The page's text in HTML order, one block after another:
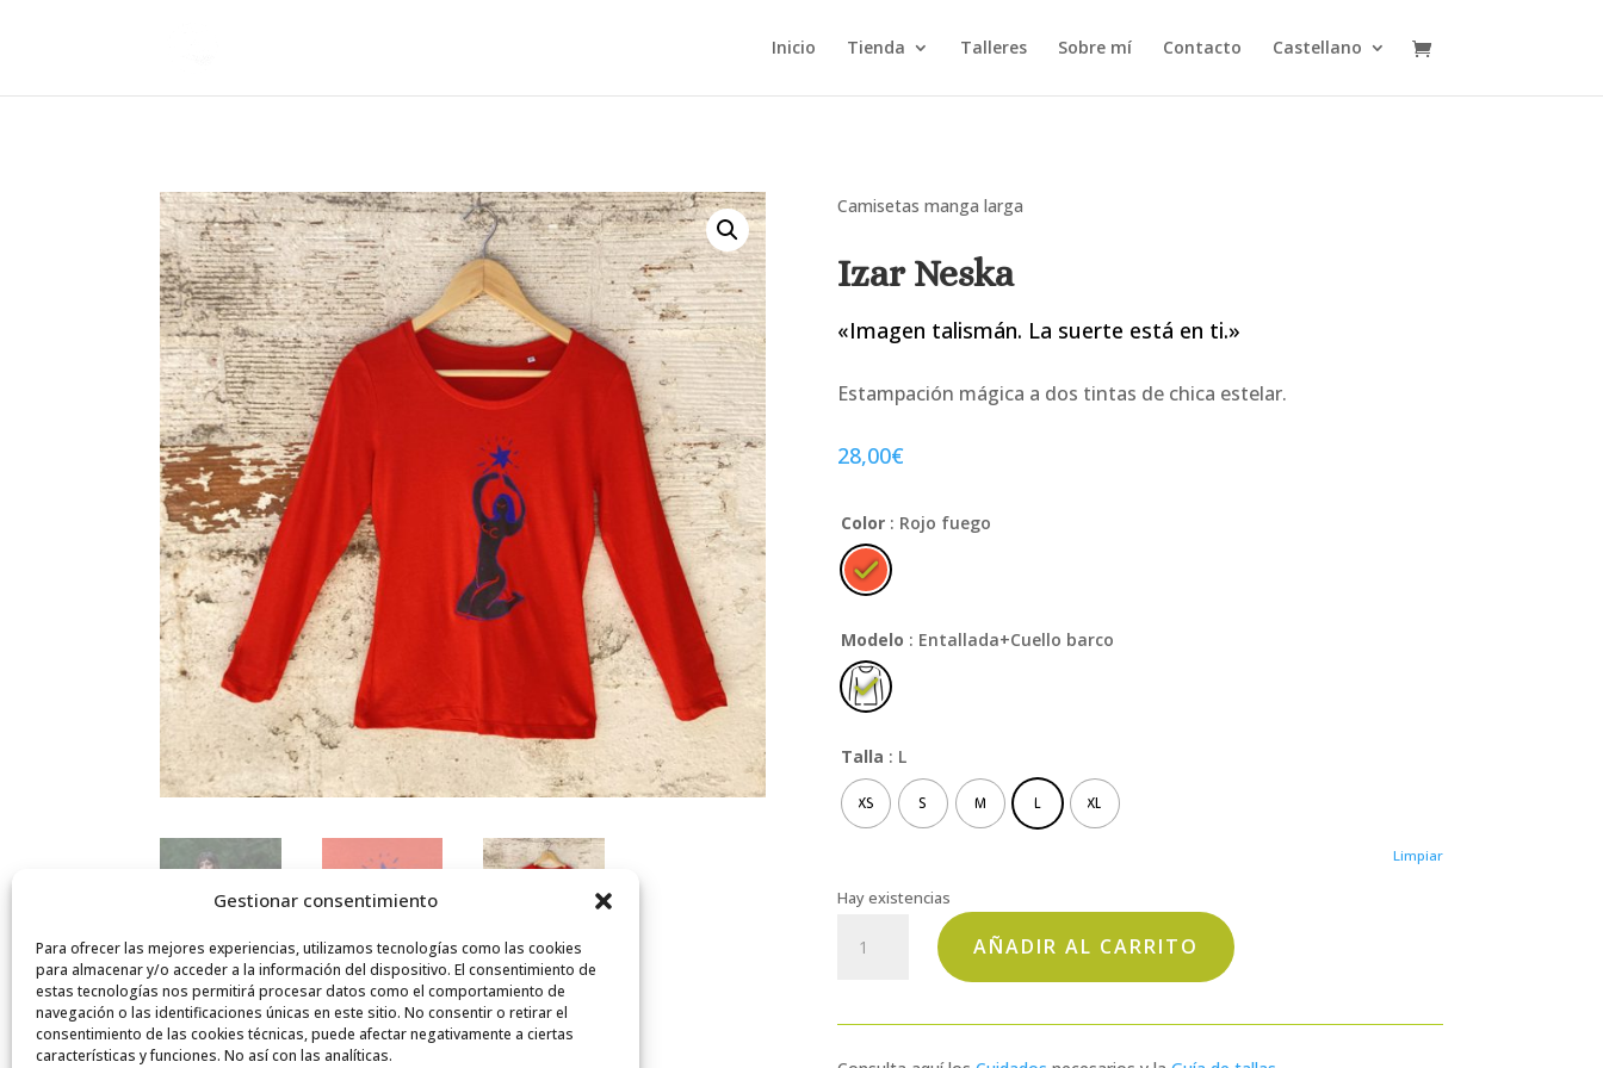
Gestionar consentimiento
Para ofrecer las mejores experiencias, utilizamos tecnologías como las cookies
para almacenar y/o acceder a la información del dispositivo. El consentimiento de
estas tecnologías nos permitirá procesar datos como el comportamiento de
navegación o las identificaciones únicas en este sitio. No consentir o retirar el
consentimiento de las cookies técnicas, puede afectar negativamente a ciertas
características y funciones. No así con las analíticas.
Inicio Tienda Talleres Sobre mí Contacto Castellano
Camisetas manga larga
Izar Neska
«Imagen talismán. La suerte está en ti.»
Estampación mágica a dos tintas de chica estelar.
28,00€
Color : Rojo fuego
Modelo : Entallada+Cuello barco
Talla : L
XS S M L XL
Limpiar
Hay existencias
Neska
AÑADIR AL CARRITO